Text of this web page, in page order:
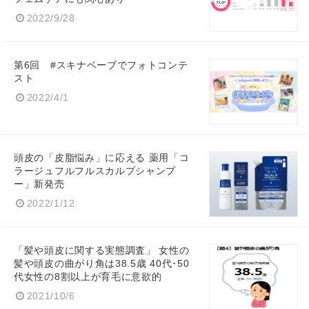
2022/9/28
第6回 #スキナベーブでフォトコンテ
スト
2022/4/1
頭皮の「皮脂悩み」に応える 薬用「コ
ラージュフルフルスカルプシャンプ
ー」新発売
2022/1/12
「髪や頭皮に関する実態調査」 女性の
髪や頭皮の曲がり角は38.5歳 40代･50
代女性の8割以上が育毛に意欲的
2021/10/6